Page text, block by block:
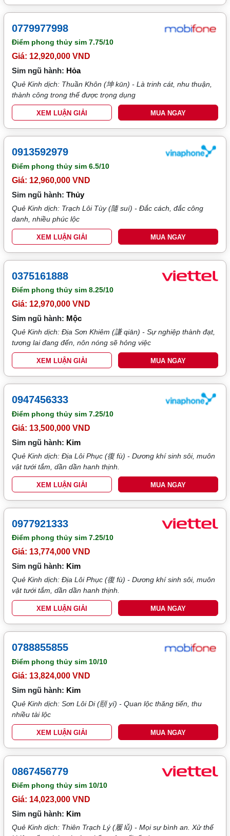
0779977998
Điểm phong thủy sim7.75/10
Giá: 12,920,000 VND
Sim ngũ hành: Hỏa
Quẻ Kinh dịch: Thuần Khôn (坤 kūn) - Là trinh cát, nhu thuận,
thành công trong thế được trọng dụng
XEM LUẬN GIẢI MUA NGAY
0913592979
Điểm phong thủy sim6.5/10
Giá: 12,960,000 VND
Sim ngũ hành:Thủy
Quẻ Kinh dịch: Trạch Lôi Tùy (隨 suí) - Đắc cách, đắc công
danh, nhiều phúc lộc
XEM LUẬN GIẢI MUA NGAY
0375161888
Điểm phong thủy sim8.25/10
Giá: 12,970,000 VND
Sim ngũ hành: Mộc
Quẻ Kinh dịch: Địa Sơn Khiêm (謙 qiān) - Sự nghiệp thành đạt,
tương lai đang đến, nôn nóng sẽ hỏng việc
XEM LUẬN GIẢI MUA NGAY
0947456333
Điểm phong thủy sim7.25/10
Giá: 13,500,000 VND
Sim ngũ hành: Kim
Quẻ Kinh dịch: Địa Lôi Phục (復 fù) - Dương khí sinh sôi, muôn
vật tưới tắm, dần dần hanh thịnh.
XEM LUẬN GIẢI MUA NGAY
0977921333
Điểm phong thủy sim7.25/10
Giá: 13,774,000 VND
Sim ngũ hành: Kim
Quẻ Kinh dịch: Địa Lôi Phục (復 fù) - Dương khí sinh sôi, muôn
vật tưới tắm, dần dần hanh thịnh.
XEM LUẬN GIẢI MUA NGAY
0788855855
Điểm phong thủy sim 10/10
Giá: 13,824,000 VND
Sim ngũ hành: Kim
Quẻ Kinh dịch: Sơn Lôi Di (頤 yí) - Quan lộc thăng tiến, thu
nhiều tài lộc
XEM LUẬN GIẢI MUA NGAY
0867456779
Điểm phong thủy sim 10/10
Giá: 14,023,000 VND
Sim ngũ hành: Kim
Quẻ Kinh dịch: Thiên Trạch Lý (履 lǚ) - Mọi sự bình an. Xử thế